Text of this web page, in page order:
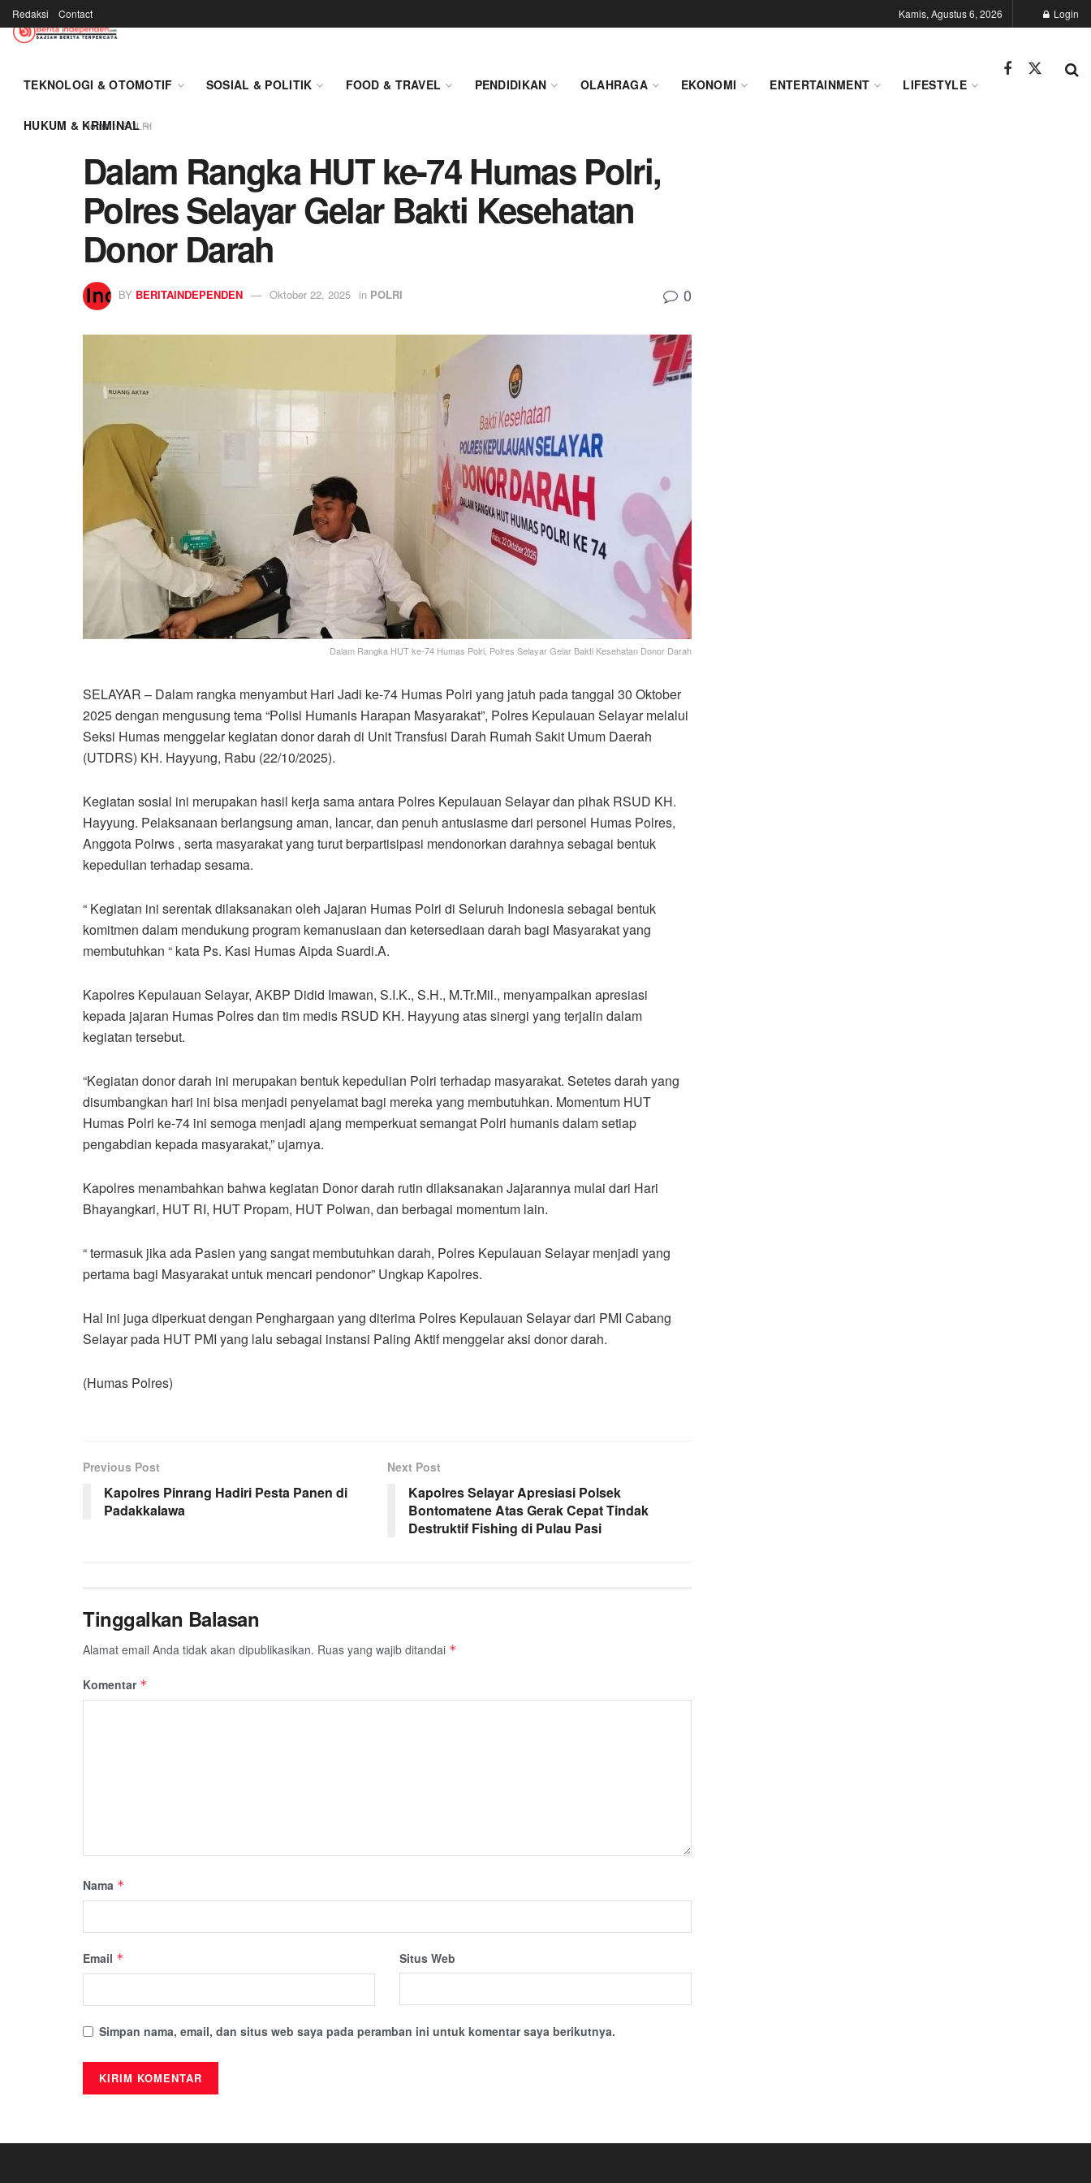
Redaksi Contact Kamis, Agustus 6, 2026 Login
TEKNOLOGI & OTOMOTIF SOSIAL & POLITIK FOOD & TRAVEL PENDIDIKAN OLAHRAGA EKONOMI ENTERTAINMENT LIFESTYLE
HUKUM & KRIMINAL
Home POLRI
Dalam Rangka HUT ke-74 Humas Polri,
Polres Selayar Gelar Bakti Kesehatan
Donor Darah
BY BERITAINDEPENDEN Oktober 22, 2025 in POLRI 0
Dalam Rangka HUT ke-74 Humas Polri, Polres Selayar Gelar Bakti Kesehatan Donor Darah
SELAYAR – Dalam rangka menyambut Hari Jadi ke-74 Humas Polri yang jatuh pada tanggal 30 Oktober
2025 dengan mengusung tema “Polisi Humanis Harapan Masyarakat”, Polres Kepulauan Selayar melalui
Seksi Humas menggelar kegiatan donor darah di Unit Transfusi Darah Rumah Sakit Umum Daerah
(UTDRS) KH. Hayyung, Rabu (22/10/2025).
Kegiatan sosial ini merupakan hasil kerja sama antara Polres Kepulauan Selayar dan pihak RSUD KH.
Hayyung. Pelaksanaan berlangsung aman, lancar, dan penuh antusiasme dari personel Humas Polres,
Anggota Polrws , serta masyarakat yang turut berpartisipasi mendonorkan darahnya sebagai bentuk
kepedulian terhadap sesama.
“ Kegiatan ini serentak dilaksanakan oleh Jajaran Humas Polri di Seluruh Indonesia sebagai bentuk
komitmen dalam mendukung program kemanusiaan dan ketersediaan darah bagi Masyarakat yang
membutuhkan “ kata Ps. Kasi Humas Aipda Suardi.A.
Kapolres Kepulauan Selayar, AKBP Didid Imawan, S.I.K., S.H., M.Tr.Mil., menyampaikan apresiasi
kepada jajaran Humas Polres dan tim medis RSUD KH. Hayyung atas sinergi yang terjalin dalam
kegiatan tersebut.
“Kegiatan donor darah ini merupakan bentuk kepedulian Polri terhadap masyarakat. Setetes darah yang
disumbangkan hari ini bisa menjadi penyelamat bagi mereka yang membutuhkan. Momentum HUT
Humas Polri ke-74 ini semoga menjadi ajang memperkuat semangat Polri humanis dalam setiap
pengabdian kepada masyarakat,” ujarnya.
Kapolres menambahkan bahwa kegiatan Donor darah rutin dilaksanakan Jajarannya mulai dari Hari
Bhayangkari, HUT RI, HUT Propam, HUT Polwan, dan berbagai momentum lain.
“ termasuk jika ada Pasien yang sangat membutuhkan darah, Polres Kepulauan Selayar menjadi yang
pertama bagi Masyarakat untuk mencari pendonor” Ungkap Kapolres.
Hal ini juga diperkuat dengan Penghargaan yang diterima Polres Kepulauan Selayar dari PMI Cabang
Selayar pada HUT PMI yang lalu sebagai instansi Paling Aktif menggelar aksi donor darah.
(Humas Polres)
Previous Post
Kapolres Pinrang Hadiri Pesta Panen di
Padakkalawa
Next Post
Kapolres Selayar Apresiasi Polsek
Bontomatene Atas Gerak Cepat Tindak
Destruktif Fishing di Pulau Pasi
Tinggalkan Balasan
Alamat email Anda tidak akan dipublikasikan. Ruas yang wajib ditandai *
Komentar *
Nama *
Email * Situs Web
Simpan nama, email, dan situs web saya pada peramban ini untuk komentar saya berikutnya.